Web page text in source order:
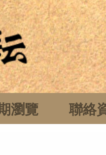
瀏覽 聯絡